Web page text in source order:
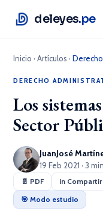
deleyes.pe
Inicio ·Artículos ·
DERECHO
Los
Sector
JuanJosé
19 Feb 2021 · 3
📄 PDF in Compartir
🎯 Modo estudio